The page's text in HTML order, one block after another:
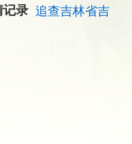
录 追查吉林省吉